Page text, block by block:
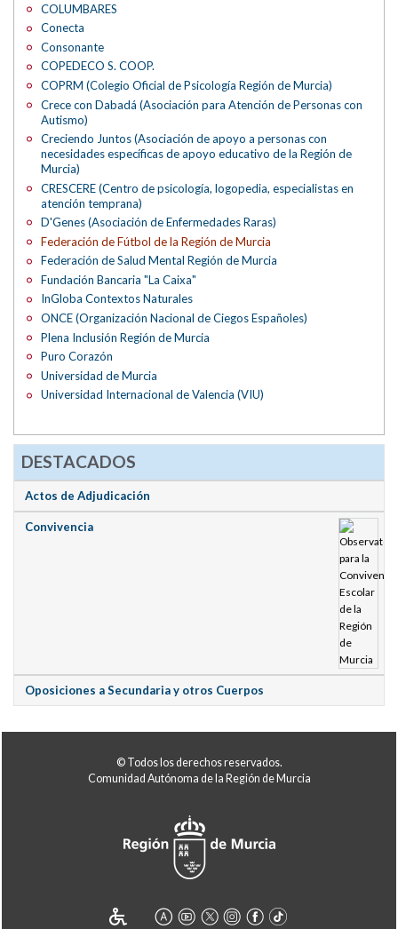
COLUMBARES
Conecta
Consonante
COPEDECO S. COOP.
COPRM (Colegio Oficial de Psicología Región de Murcia)
Crece con Dabadá (Asociación para Atención de Personas con
Autismo)
Creciendo Juntos (Asociación de apoyo a personas con
necesidades específicas de apoyo educativo de la Región de
Murcia)
CRESCERE (Centro de psicología, logopedia, especialistas en
atención temprana)
D'Genes (Asociación de Enfermedades Raras)
Federación de Fútbol de la Región de Murcia
Federación de Salud Mental Región de Murcia
Fundación Bancaria "La Caixa"
InGloba Contextos Naturales
ONCE (Organización Nacional de Ciegos Españoles)
Plena Inclusión Región de Murcia
Puro Corazón
Universidad de Murcia
Universidad Internacional de Valencia (VIU)
DESTACADOS
Actos de Adjudicación
Convivencia
Oposiciones a Secundaria y otros Cuerpos
© Todos los derechos reservados.
Comunidad Autónoma de la Región de Murcia